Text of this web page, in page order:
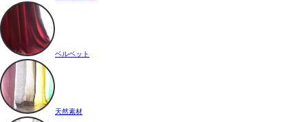
ベルベット
天然素材